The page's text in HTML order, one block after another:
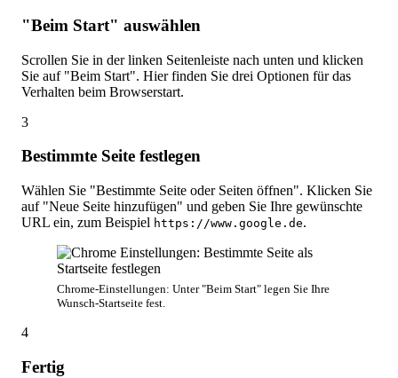
"Beim Start" auswählen
Scrollen Sie in der linken Seitenleiste nach unten und klicken
Sie auf "Beim Start". Hier finden Sie drei Optionen für das
Verhalten beim Browserstart.
3
Bestimmte Seite festlegen
Wählen Sie "Bestimmte Seite oder Seiten öffnen". Klicken Sie
auf "Neue Seite hinzufügen" und geben Sie Ihre gewünschte
URL ein, zum Beispiel https://www.google.de.
Chrome-Einstellungen: Unter "Beim Start" legen Sie Ihre
Wunsch-Startseite fest.
4
Fertig